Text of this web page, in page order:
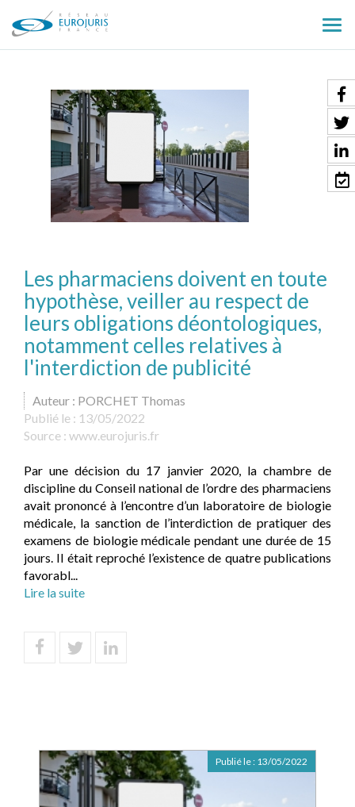
le
Les pharmaciens doivent en toute
hypothèse, veiller au respect de
leurs obligations déontologiques,
notamment celles relatives à
l'interdiction de publicité
Auteur : PORCHET Thomas
Publié le : 13/05/2022
Source : www.eurojuris.fr
Par une décision du 17 janvier 2020, la chambre de
discipline du Conseil national de l’ordre des pharmaciens
avait prononcé à l’encontre d’un laboratoire de biologie
médicale, la sanction de l’interdiction de pratiquer des
examens de biologie médicale pendant une durée de 15
jours. Il était reproché l’existence de quatre publications
favorabl...
Lire la suite
Publié le : 13/05/2022